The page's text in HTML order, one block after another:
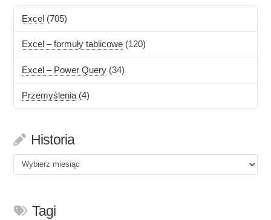
Excel (705)
Excel – formuły tablicowe (120)
Excel – Power Query (34)
Przemyślenia(4)
Historia
Historia
Tagi